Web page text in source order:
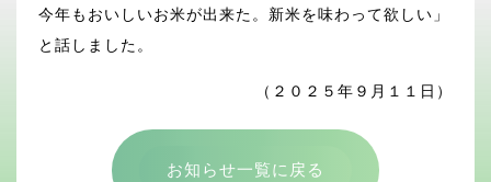
今年もおいしいお米が出来た。新米を味わって欲しい」
と話しました。
（２０２５年９月１１日）
お知らせ一覧に戻る